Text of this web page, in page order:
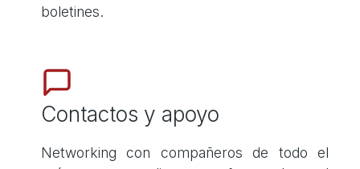
boletines.
Contactos y apoyo
Networking con compañeros de todo el